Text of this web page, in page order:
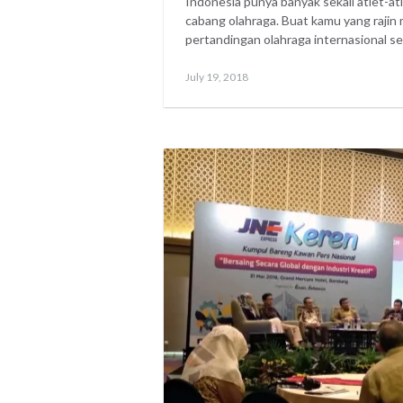
cabang olahraga. Buat kamu yang
pertandingan olahraga internasional
Posted
July 19, 2018July